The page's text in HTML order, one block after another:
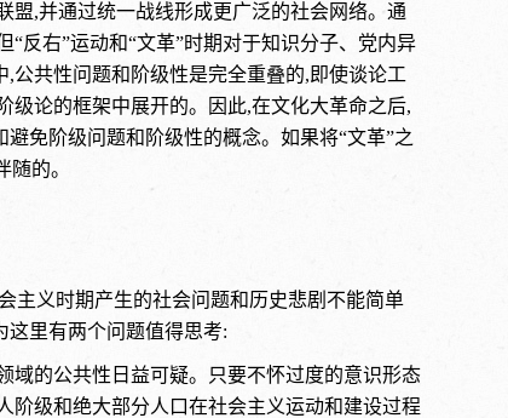
盟,并通过统一战线形成更广泛的社会网络。通
反右”运动和“文革”时期对于知识分子、党内异
公共性问题和阶级性是完全重叠的,即使谈论工
级论的框架中展开的。因此,在文化大革命之后,
免阶级问题和阶级性的概念。如果将“文革”之
的。
主义时期产生的社会问题和历史悲剧不能简单
这里有两个问题值得思考:
域的公共性日益可疑。只要不怀过度的意识形态
阶级和绝大部分人口在社会主义运动和建设过程